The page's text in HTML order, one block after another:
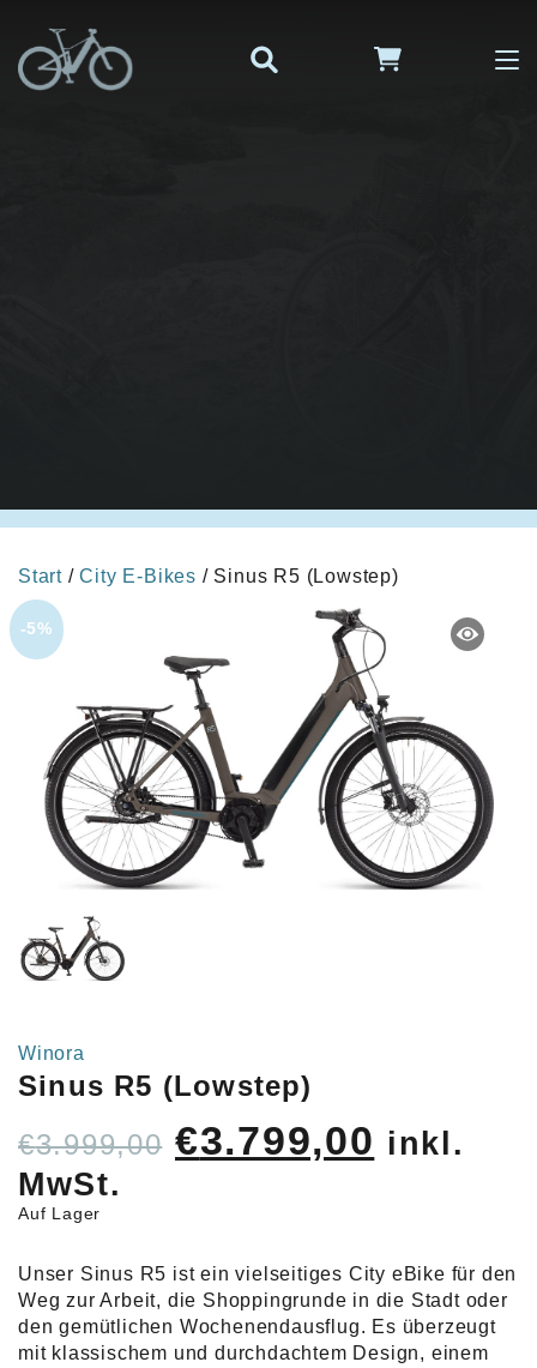
Start /City E-Bikes / Sinus R5 (Lowstep)
-5%
Winora
Sinus R5 (Lowstep)
€3.999,00 Ursprünglicher
Preis
€3.799,00
Preis
inkl.
MwSt.
Auf Lager
Unser Sinus R5 ist ein vielseitiges City eBike für den
Weg zur Arbeit, die Shoppingrunde in die Stadt oder
den gemütlichen Wochenendausflug. Es überzeugt
mit klassischem und durchdachtem Design, einem